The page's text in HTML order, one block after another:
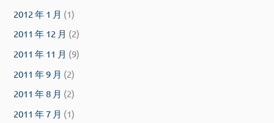
2012 年 1 月 (1)
2011 年 12 月 (2)
2011 年 11 月 (9)
2011 年 9 月 (2)
2011 年 8 月 (2)
2011 年 7 月 (1)